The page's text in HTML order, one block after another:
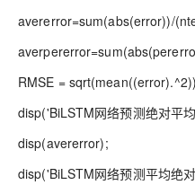
avererror=sum(abs(error))/
RMSE =
disp('BiLSTM网络预测绝对平
disp(avererror);
disp('BiLSTM网络预测平均绝